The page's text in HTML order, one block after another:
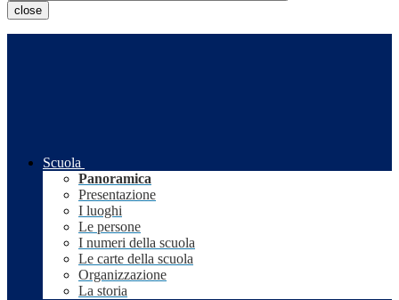
close
Scuola
Panoramica
Presentazione
I luoghi
Le persone
I numeri della scuola
Le carte della scuola
Organizzazione
La storia